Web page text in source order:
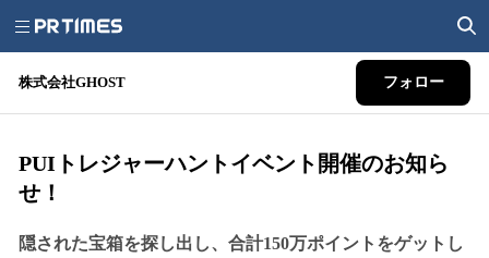
株式会社GHOST フォロー
PUIトレジャーハントイベント開催のお知ら
せ！
隠された宝箱を探し出し、合計150万ポイントをゲットし